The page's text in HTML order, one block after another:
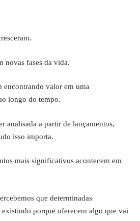
novas fases da vida.
encontrando valor em uma
longo do tempo.
analisada a partir de lançamentos,
isso importa.
mais significativos acontecem em
que determinadas
porque oferecem algo que vai